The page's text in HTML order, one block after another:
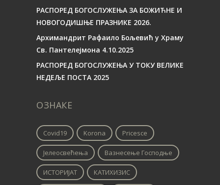
РАСПОРЕД БОГОСЛУЖЕЊА ЗА БОЖИЋНЕ И
НОВОГОДИШЊЕ ПРАЗНИКЕ 2026.
Архимандрит Рафаило Бољевић у Храму
Св. Пантелејмона 4.10.2025
РАСПОРЕД БОГОСЛУЖЕЊА У ТОКУ ВЕЛИКЕ
НЕДЕЉЕ ПОСТА 2025
ОЗНАКЕ
Covid19 Korona Pricesce
Јелеосвећења Вазнесење Господње
ИСТОРИЈАТ КАТИХИЗИС